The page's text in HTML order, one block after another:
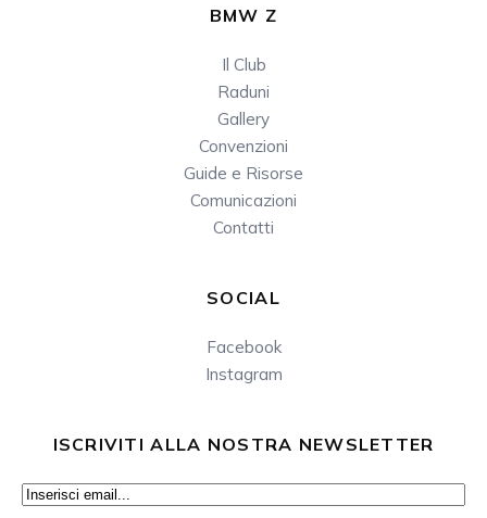
BMW Z
Il Club
Raduni
Gallery
Convenzioni
Guide e Risorse
Comunicazioni
Contatti
SOCIAL
Facebook
Instagram
ISCRIVITI ALLA NOSTRA NEWSLETTER